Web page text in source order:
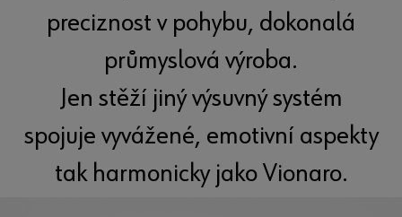
preciznost v pohybu, dokonalá
průmyslová výroba.
Jen stěží jiný výsuvný systém
spojuje vyvážené, emotivní aspekty
tak harmonicky jako Vionaro.